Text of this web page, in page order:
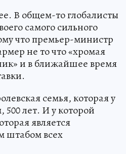
В общем-то глобалисты
самого сильного
что премьер-министр
не то что «хромая
и в ближайшее время
семья, которая у
лет. И у которой
является
штабом всех